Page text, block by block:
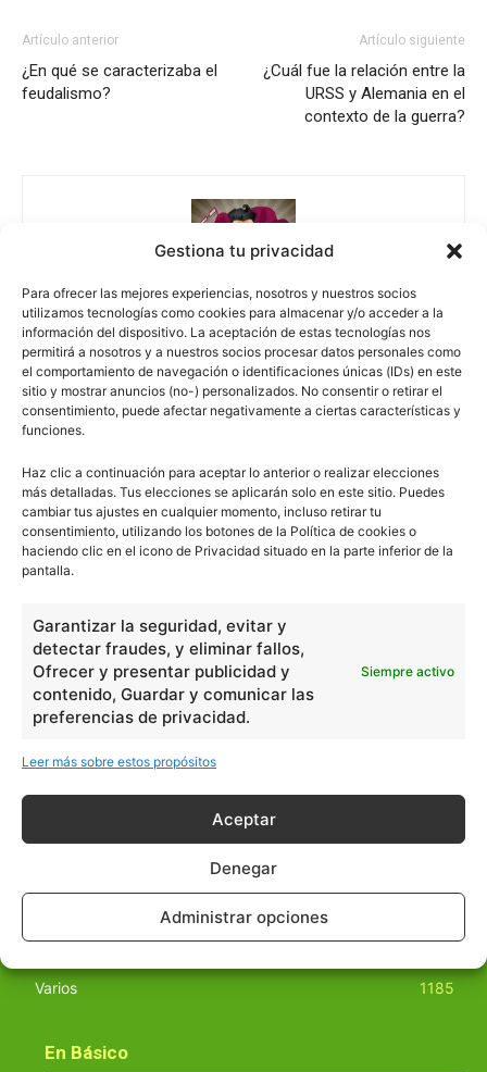
Gestiona tu privacidad
Para ofrecer las mejores experiencias, nosotros y nuestros socios
utilizamos tecnologías como cookies para almacenar y/o acceder a la
información del dispositivo. La aceptación de estas tecnologías nos
permitirá a nosotros y a nuestros socios procesar datos personales como
el comportamiento de navegación o identificaciones únicas (IDs) en este
sitio y mostrar anuncios (no-) personalizados. No consentir o retirar el
consentimiento, puede afectar negativamente a ciertas características y
funciones.
Haz clic a continuación para aceptar lo anterior o realizar elecciones
más detalladas. Tus elecciones se aplicarán solo en este sitio. Puedes
cambiar tus ajustes en cualquier momento, incluso retirar tu
consentimiento, utilizando los botones de la Política de cookies o
haciendo clic en el icono de Privacidad situado en la parte inferior de la
pantalla.
Garantizar la seguridad, evitar y
detectar fraudes, y eliminar fallos,
Ofrecer y presentar publicidad y
contenido, Guardar y comunicar las
preferencias de privacidad.
Siempre activo
Leer más sobre estos propósitos
Aceptar
Denegar
Administrar opciones
Artículo anterior
¿En qué se caracterizaba el
feudalismo?
Artículo siguiente
¿Cuál fue la relación entre la
URSS y Alemania en el
contexto de la guerra?
Escuelapedia
escuelapedia
Nuestros articulos son redactados y publicados bajo
licencia de uso libre. El usuario puede reproducir y hacer
obras derivadas de todos los contenidos disponibles en
información aquí.
Básico
1966
Historia
1597
Varios
1185
En Básico